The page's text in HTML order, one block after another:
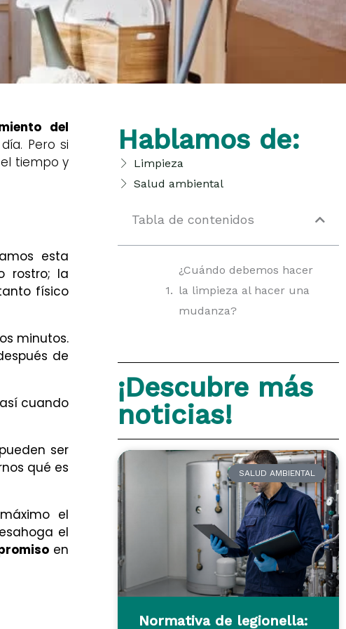
del
Pero si
tiempo y
esta
rostro; la
físico
minutos.
de
cuando
ser
qué es
el
el
en
Hablamos de:
Limpieza
Salud ambiental
Tabla de contenidos
¿Cuándo debemos hacer
la limpieza al hacer una
mudanza?
¡Descubre más
noticias!
SALUD AMBIENTAL
Normativa de legionella: